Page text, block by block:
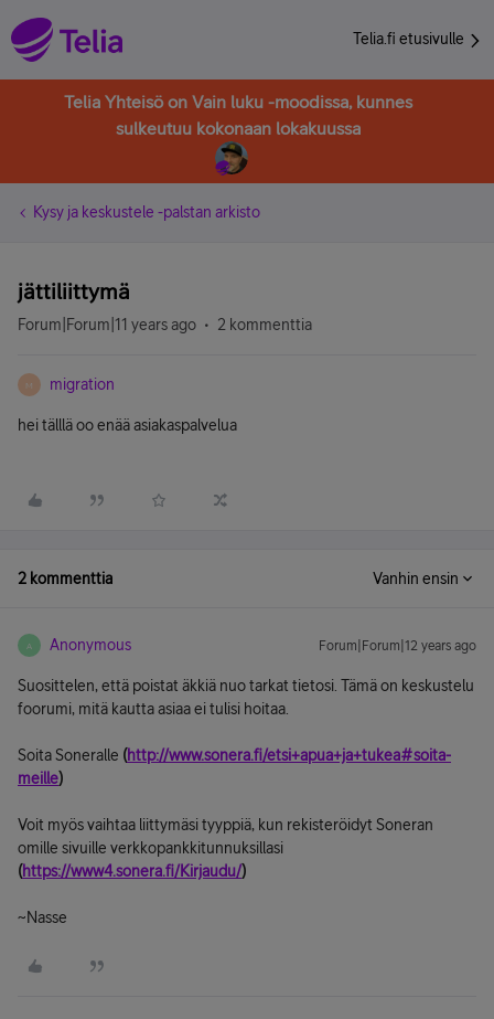
Telia.fi etusivulle
Telia Yhteisö on Vain luku -moodissa, kunnes
sulkeutuu kokonaan lokakuussa
Kysy ja keskustele -palstan arkisto
jättiliittymä
Forum|Forum|11 years ago 2 kommenttia
M migration
hei tälllä oo enää asiakaspalvelua
2 kommenttia Vanhin ensin
A Anonymous Forum|Forum|12 years ago
Suosittelen, että poistat äkkiä nuo tarkat tietosi. Tämä on keskustelu
foorumi, mitä kautta asiaa ei tulisi hoitaa.
Soita Soneralle (http://www.sonera.fi/etsi+apua+ja+tukea#soita-
meille)
Voit myös vaihtaa liittymäsi tyyppiä, kun rekisteröidyt Soneran
omille sivuille verkkopankkitunnuksillasi
(https://www4.sonera.fi/Kirjaudu/)
~Nasse